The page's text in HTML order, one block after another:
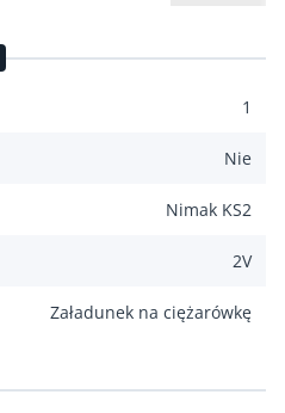
1
Nie
Nimak KS2
2V
Załadunek na ciężarówkę